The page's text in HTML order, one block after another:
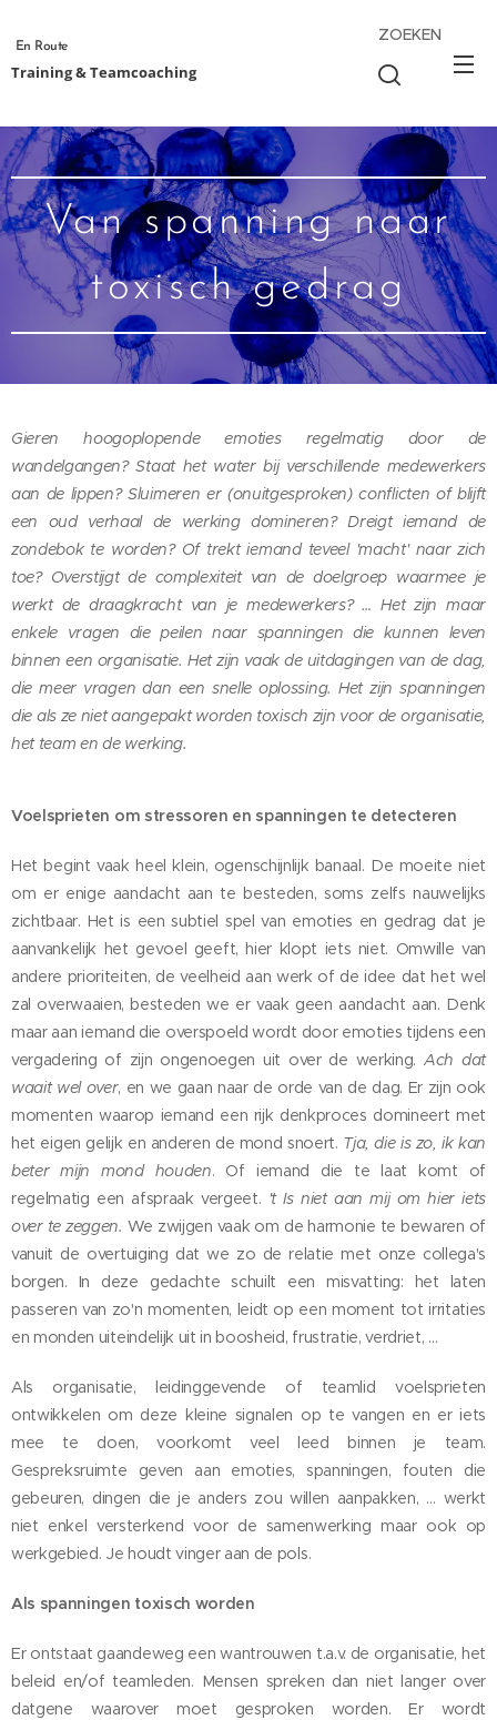
En Route
Training & Teamcoaching
ZOEKEN
Van spanning naar
toxisch gedrag
Gieren hoogoplopende emoties regelmatig door de
wandelgangen? Staat het water bij verschillende medewerkers
aan de lippen? Sluimeren er (onuitgesproken) conflicten of blijft
een oud verhaal de werking domineren? Dreigt iemand de
zondebok te worden? Of trekt iemand teveel 'macht' naar zich
toe? Overstijgt de complexiteit van de doelgroep waarmee je
werkt de draagkracht van je medewerkers? … Het zijn maar
enkele vragen die peilen naar spanningen die kunnen leven
binnen een organisatie. Het zijn vaak de uitdagingen van de dag,
die meer vragen dan een snelle oplossing. Het zijn spanningen
die als ze niet aangepakt worden toxisch zijn voor de organisatie,
het team en de werking.
Voelsprieten om stressoren en spanningen te detecteren
Het begint vaak heel klein, ogenschijnlijk banaal. De moeite niet
om er enige aandacht aan te besteden, soms zelfs nauwelijks
zichtbaar. Het is een subtiel spel van emoties en gedrag dat je
aanvankelijk het gevoel geeft, hier klopt iets niet. Omwille van
andere prioriteiten, de veelheid aan werk of de idee dat het wel
zal overwaaien, besteden we er vaak geen aandacht aan. Denk
maar aan iemand die overspoeld wordt door emoties tijdens een
vergadering of zijn ongenoegen uit over de werking.Ach dat
waait wel over, en we gaan naar de orde van de dag. Er zijn ook
momenten waarop iemand een rijk denkproces domineert met
het eigen gelijk en anderen de mond snoert. Tja, die is zo, ik kan
beter mijn mond houden. Of iemand die te laat komt of
regelmatig een afspraak vergeet. 't Is niet aan mij om hier iets
over te zeggen. We zwijgen vaak om de harmonie te bewaren of
vanuit de overtuiging dat we zo de relatie met onze collega's
borgen. In deze gedachte schuilt een misvatting: het laten
passeren van zo'n momenten, leidt op een moment tot irritaties
en monden uiteindelijk uit in boosheid, frustratie, verdriet, …
Als organisatie, leidinggevende of teamlid voelsprieten
ontwikkelen om deze kleine signalen op te vangen en er iets
mee te doen, voorkomt veel leed binnen je team.
Gespreksruimte geven aan emoties, spanningen, fouten die
gebeuren, dingen die je anders zou willen aanpakken, … werkt
niet enkel versterkend voor de samenwerking maar ook op
werkgebied. Je houdt vinger aan de pols.
Als spanningen toxisch worden
Er ontstaat gaandeweg een wantrouwen t.a.v. de organisatie, het
beleid en/of teamleden. Mensen spreken dan niet langer over
datgene waarover moet gesproken worden. Er wordt